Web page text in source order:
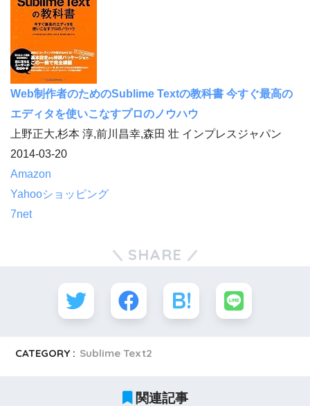
Web制作者のためのSublime Textの教科書 今すぐ最高の
エディタを使いこなすプロのノウハウ
上野正大,杉本 淳,前川昌幸,森田 壮 インプレスジャパン
2014-03-20
Amazon
Yahooショッピング
7net
SHARE
CATEGORY : Sublime Text2
関連記事